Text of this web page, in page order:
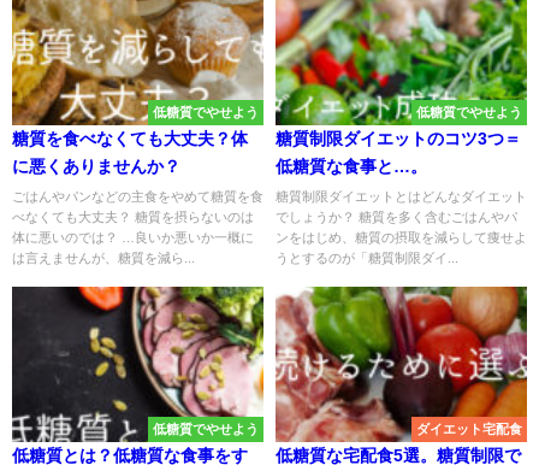
低糖質でやせよう
糖質を食べなくても大丈夫？体
に悪くありませんか？
ごはんやパンなどの主食をやめて糖質を食
べなくても大丈夫？ 糖質を摂らないのは
体に悪いのでは？ …良いか悪いか一概に
は言えませんが、糖質を減ら...
低糖質でやせよう
糖質制限ダイエットのコツ3つ＝
低糖質な食事と…。
糖質制限ダイエットとはどんなダイエット
でしょうか？ 糖質を多く含むごはんやパ
ンをはじめ、糖質の摂取を減らして痩せよ
うとするのが「糖質制限ダイ...
低糖質でやせよう
低糖質とは？低糖質な食事をす
ダイエット宅配食
低糖質な宅配食5選。糖質制限で